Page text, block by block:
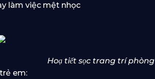
làm việc mệt nhọc
Hoạ tiết sọc trang trí
em: